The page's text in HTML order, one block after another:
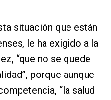
situación que están
le ha exigido a la
“que no se quede
porque aunque
“la salud